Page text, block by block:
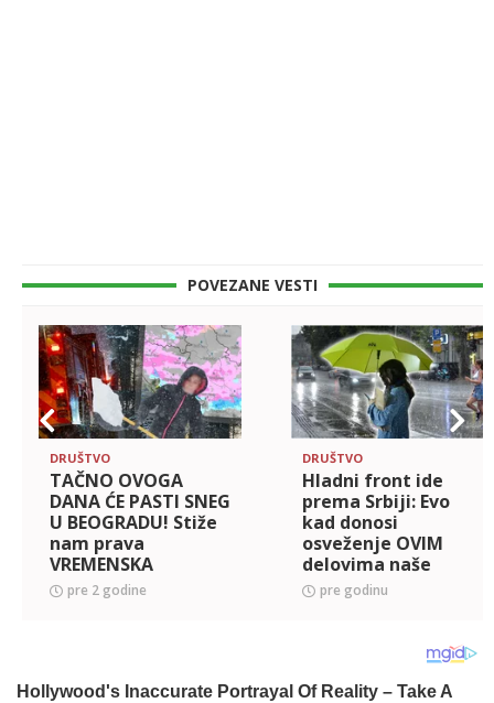
POVEZANE VESTI
DRUŠTVO
TAČNO OVOGA
DANA ĆE PASTI SNEG
U BEOGRADU! Stiže
nam prava
VREMENSKA
KLACKALICA:
Prognoza za
će s
pre 2 godine
DRUŠTVO
Hladni front ide
prema Srbiji: Evo
kad donosi
osveženje OVIM
delovima naše
zemlje, a onda se
VRELI dani
pre godinu